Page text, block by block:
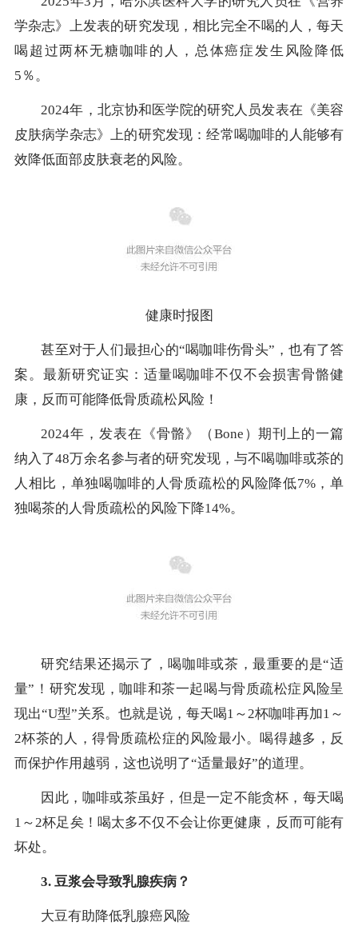
学杂志》上发表的研究发现，相比完全不喝的人，每天
喝超过两杯无糖咖啡的人，总体癌症发生风险降低
5％。
2024年，北京协和医学院的研究人员发表在《美容
皮肤病学杂志》上的研究发现：经常喝咖啡的人能够有
效降低面部皮肤衰老的风险。
健康时报图
甚至对于人们最担心的“喝咖啡伤骨头”，也有了答
案。最新研究证实：适量喝咖啡不仅不会损害骨骼健
康，反而可能降低骨质疏松风险！
2024年，发表在《骨骼》（Bone）期刊上的一篇
纳入了48万余名参与者的研究发现，与不喝咖啡或茶的
人相比，单独喝咖啡的人骨质疏松的风险降低7%，单
独喝茶的人骨质疏松的风险下降14%。
研究结果还揭示了，喝咖啡或茶，最重要的是“适
量”！研究发现，咖啡和茶一起喝与骨质疏松症风险呈
现出“U型”关系。也就是说，每天喝1～2杯咖啡再加1～
2杯茶的人，得骨质疏松症的风险最小。喝得越多，反
而保护作用越弱，这也说明了“适量最好”的道理。
因此，咖啡或茶虽好，但是一定不能贪杯，每天喝
1～2杯足矣！喝太多不仅不会让你更健康，反而可能有
坏处。
3. 豆浆会导致乳腺疾病？
大豆有助降低乳腺癌风险